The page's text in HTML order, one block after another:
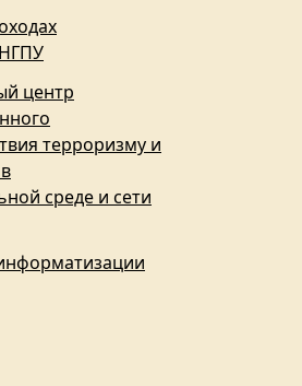
центр
терроризму и
среде и сети